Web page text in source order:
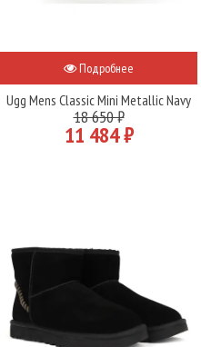
Подробнее
Ugg Mens Classic Mini Metallic Navy
18 650 ₽
11 484 ₽